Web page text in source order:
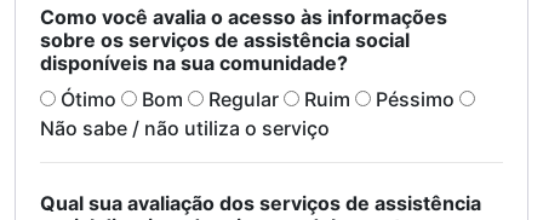
Como você avalia o acesso às informações
sobre os serviços de assistência social
disponíveis na sua comunidade?
Ótimo
Bom Regular Ruim
Péssimo
Não sabe / não utiliza o serviço
Qual sua avaliação dos serviços de assistência